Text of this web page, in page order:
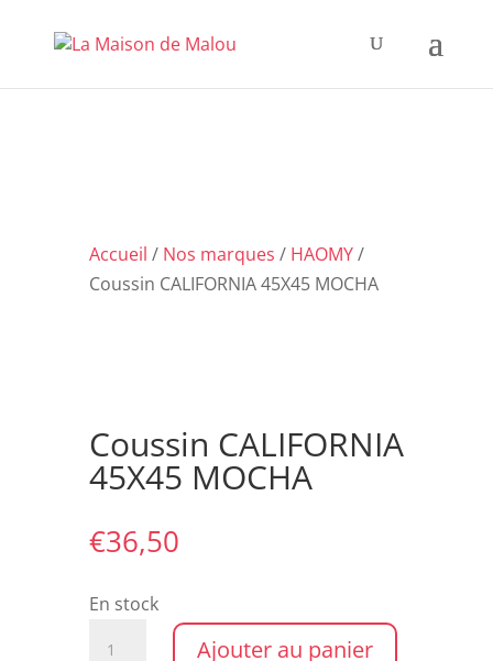
Accueil / Nos marques / HAOMY/
Coussin CALIFORNIA 45X45 MOCHA
Coussin CALIFORNIA
45X45 MOCHA
€36,50
En stock
Ajouter au panier